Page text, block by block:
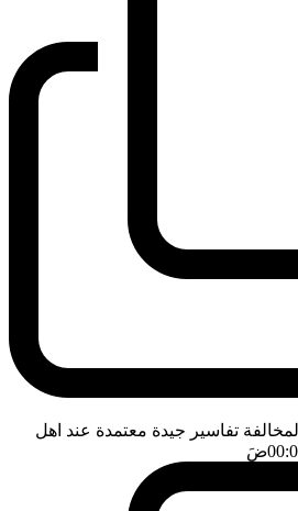
تفاسير جيدة معتمدة عند اهل
ضَ